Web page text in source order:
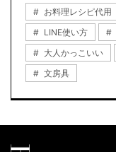
お料理レシピ代用
LINE使い方
大人かっこいい
文房具